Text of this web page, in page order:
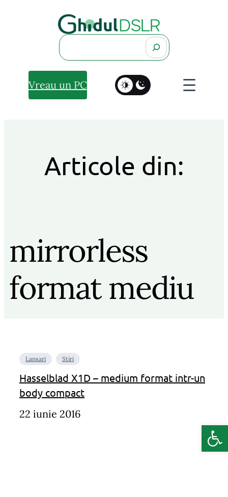
Search
Vreau un PC
Articole din:
mirrorless
format mediu
Lansari Stiri
Hasselblad X1D – medium format intr-un
body compact
22 iunie 2016